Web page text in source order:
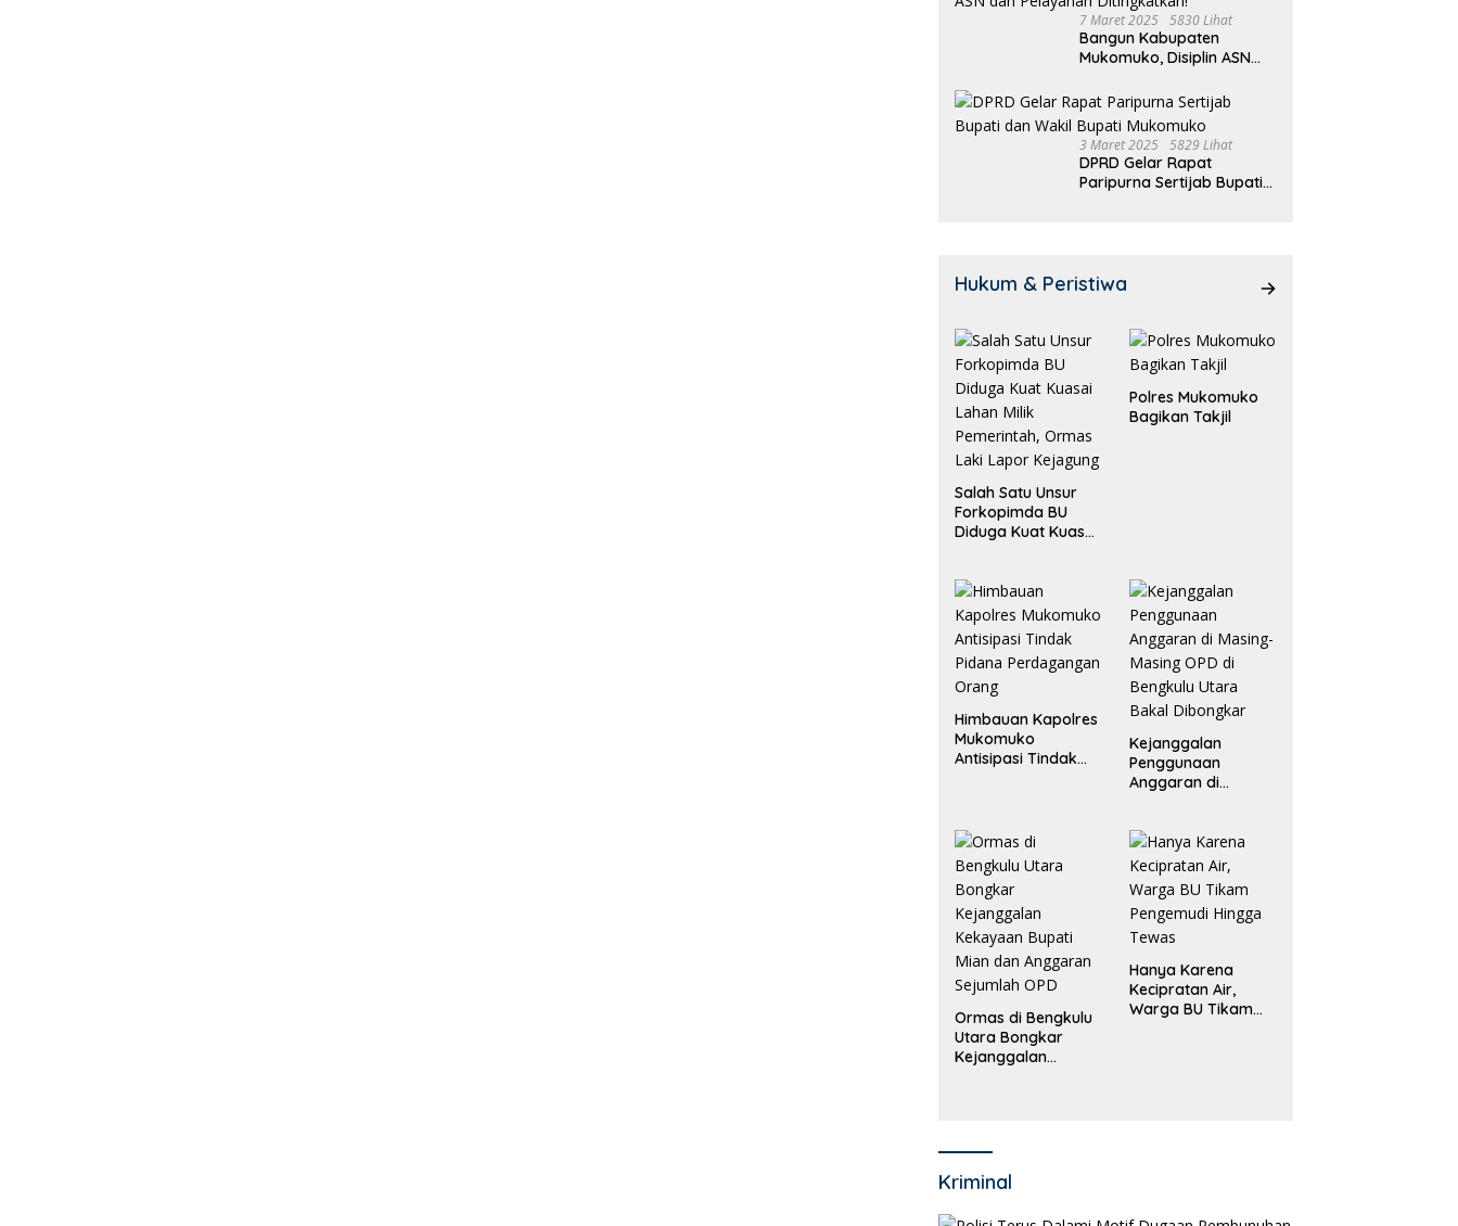
7 Maret 2025 5830 Lihat
Bangun Kabupaten
Mukomuko, Disiplin ASN
Ditingkatkan!
3 Maret 2025 5829 Lihat
DPRD Gelar Rapat
Paripurna Sertijab Bupati
Hukum & Peristiwa
Salah Satu Unsur
Forkopimda BU
Diduga Kuat Kuasai
Laki Lapor
Kejagung
Polres Mukomuko
Bagikan Takjil
Himbauan Kapolres
Mukomuko
Antisipasi Tindak
Kejanggalan
Penggunaan
Anggaran di
Bakal Dibongkar
Ormas di Bengkulu
Utara Bongkar
Kejanggalan
Hanya Karena
Kecipratan Air,
Warga BU Tikam
Kriminal